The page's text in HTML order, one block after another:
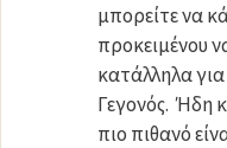
μπορείτε να
προκειμένου
κατάλληλα
Γεγονός. Ήδη
πιο πιθανό